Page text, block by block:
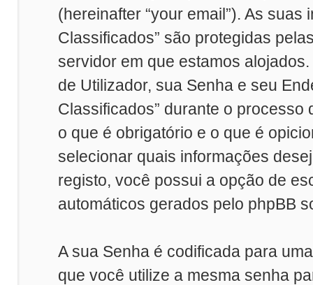
(hereinafter “your email”). As
Classificados” são protegidas
servidor em que estamos
de Utilizador, sua Senha e seu
Classificados” durante o
o que é obrigatório e o que é
selecionar quais informações
registo, você possui a opção de
automáticos gerados pelo phpBB
A sua Senha é codificada para
que você utilize a mesma senha